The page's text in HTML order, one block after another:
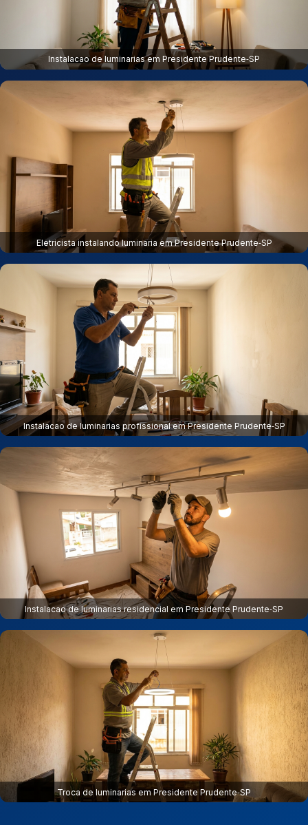
Instalacao de luminarias em Presidente Prudente‑SP
Eletricista instalando luminaria em Presidente Prudente‑SP
Instalacao de luminarias profissional em Presidente Prudente‑SP
Instalacao de luminarias residencial em Presidente Prudente‑SP
Troca de luminarias em Presidente Prudente‑SP